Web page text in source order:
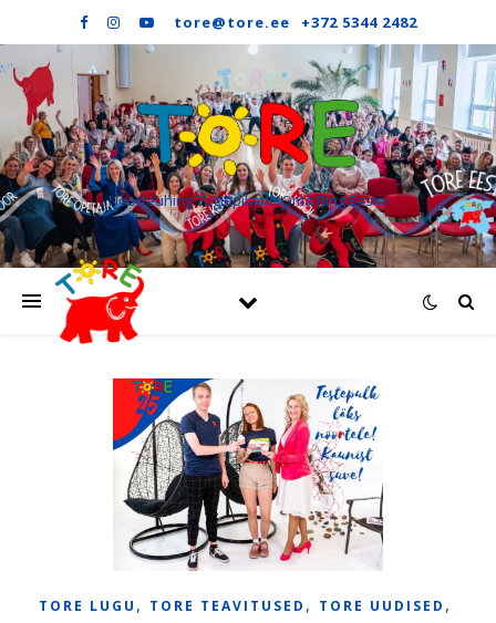
Noorteühing Tugiõpilaste Oma Ring Eestis
TORE LUGU , TORE TEAVITUSED , TORE UUDISED ,